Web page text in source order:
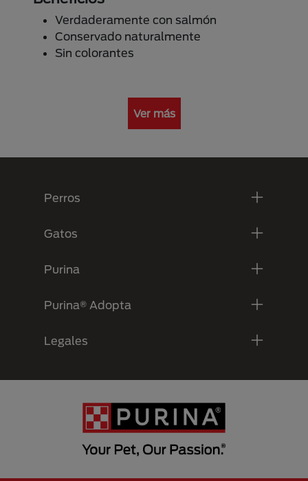
Verdaderamente con salmón
Conservado naturalmente
Sin colorantes
Ver más
Perros
Gatos
Purina
Purina® Adopta
Legales